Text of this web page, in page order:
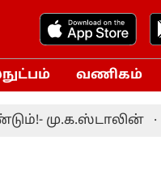
வணிகம்
மு.க.ஸ்டாலின்